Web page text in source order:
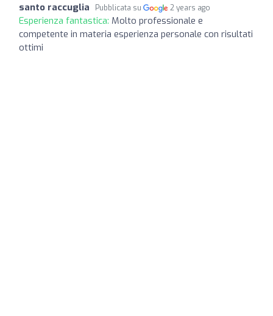
santo raccuglia Pubblicata su 2 years ago
Esperienza fantastica: Molto professionale e
competente in materia esperienza personale con risultati
ottimi